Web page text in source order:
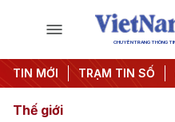
CHUYÊN TRANG THÔNG
TIN MỚI TRẠM TIN SỐ
#Chiến dịch 500 ngày đêm
Thế giới